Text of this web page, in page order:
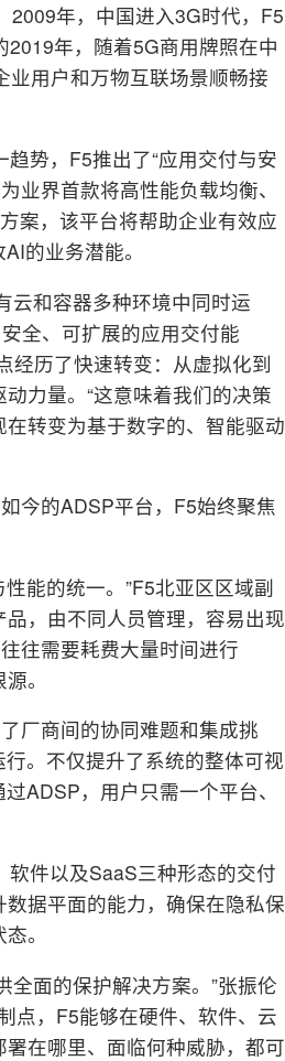
2009年，中国进入3G时代，F5
年，随着5G商用牌照在中
用户和万物互联场景顺畅接
势，F5推出了“应用交付与安
界首款将高性能负载均衡、
案，该平台将帮助企业有效应
的业务潜能。
云和容器多种环境中同时运
全、可扩展的应用交付能
经历了快速转变：从虚拟化到
力量。“这意味着我们的决策
转变为基于数字的、智能驱动
今的ADSP平台，F5始终聚焦
能的统一。”F5北亚区区域副
，由不同人员管理，容易出现
往需要耗费大量时间进行
。
厂商间的协同难题和集成挑
。不仅提升了系统的整体可视
ADSP，用户只需一个平台、
件以及SaaS三种形态的交付
据平面的能力，确保在隐私保
。
面的保护解决方案。”张振伦
点，F5能够在硬件、软件、云
在哪里、面临何种威胁，都可